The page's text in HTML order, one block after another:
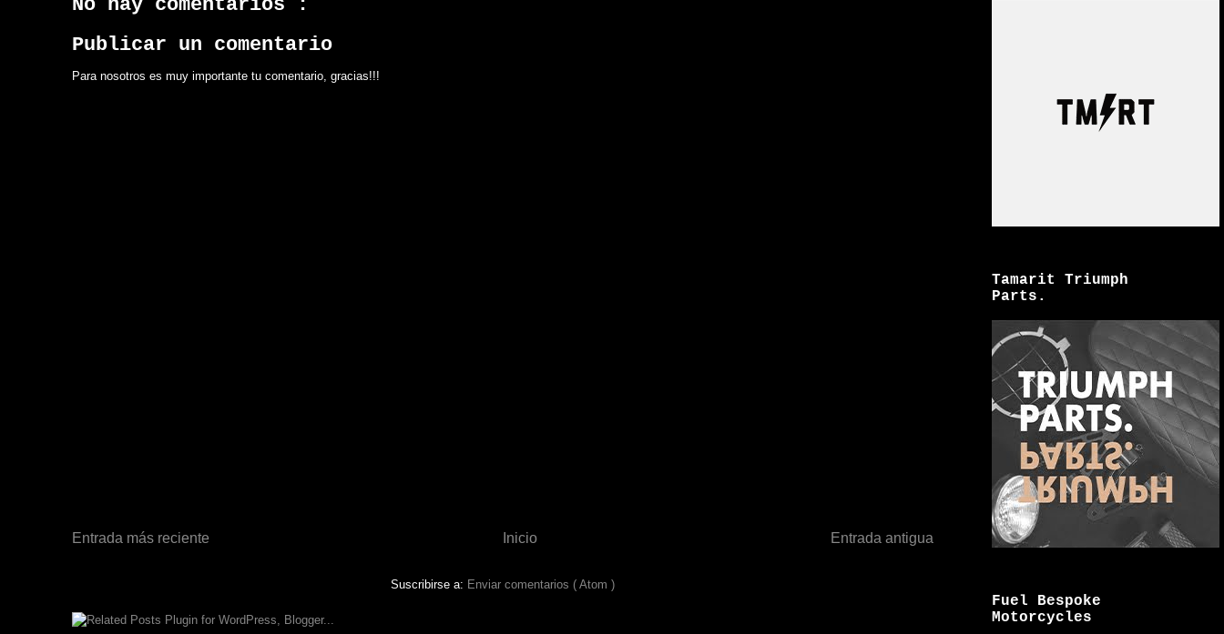
No hay comentarios :
Publicar un comentario
Para nosotros es muy importante tu comentario, gracias!!!
Entrada más reciente Entrada antigua
Inicio
Suscribirse a: Enviar comentarios ( Atom )
Tamarit Triumph
Parts.
Fuel Bespoke
Motorcycles